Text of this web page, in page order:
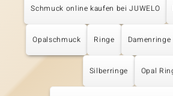
Schmuck online kaufen bei JUWELO
Opalschmuck Ringe Damenringe
Silberringe Opal